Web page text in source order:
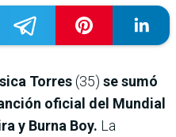
Torres(35) se sumó
oficial del Mundial
y Burna Boy. La